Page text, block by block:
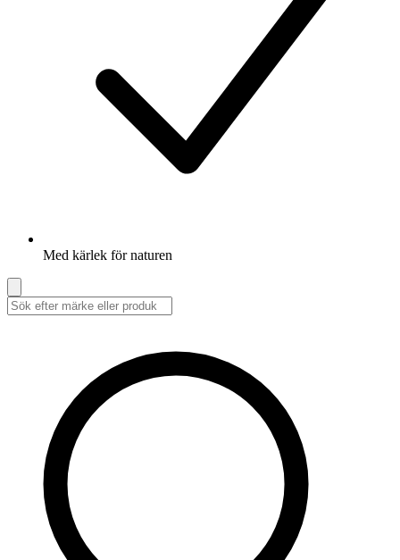
Med kärlek för naturen